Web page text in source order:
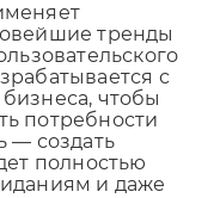
тренды
с
чтобы
потребности
— создать
полностью
и даже